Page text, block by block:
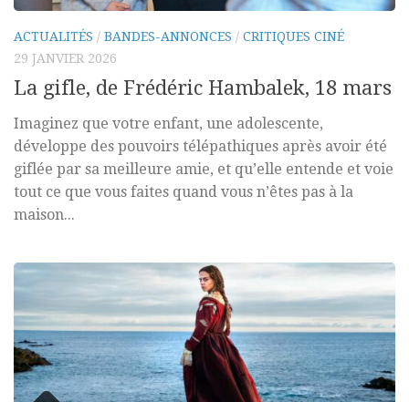
ACTUALITÉS / BANDES-ANNONCES / CRITIQUES CINÉ
29 JANVIER 2026
La gifle, de Frédéric Hambalek, 18 mars
Imaginez que votre enfant, une adolescente,
développe des pouvoirs télépathiques après avoir été
giflée par sa meilleure amie, et qu’elle entende et voie
tout ce que vous faites quand vous n’êtes pas à la
maison...